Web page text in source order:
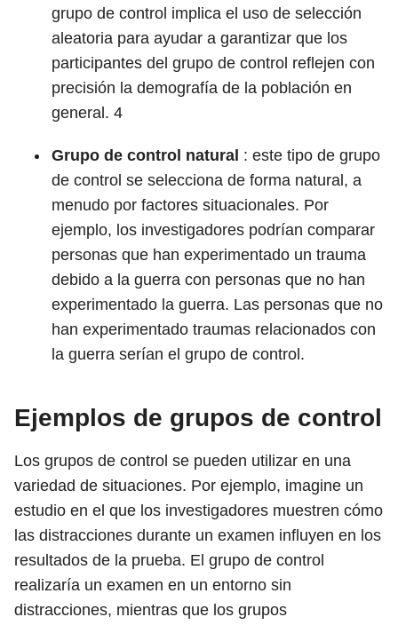
grupo de control implica el uso de selección
aleatoria para ayudar a garantizar que los
participantes del grupo de control reflejen con
precisión la demografía de la población en
general. 4
Grupo de control natural : este tipo de grupo
de control se selecciona de forma natural, a
menudo por factores situacionales. Por
ejemplo, los investigadores podrían comparar
personas que han experimentado un trauma
debido a la guerra con personas que no han
experimentado la guerra. Las personas que no
han experimentado traumas relacionados con
la guerra serían el grupo de control.
Ejemplos de grupos de control
Los grupos de control se pueden utilizar en una
variedad de situaciones. Por ejemplo, imagine un
estudio en el que los investigadores muestren cómo
las distracciones durante un examen influyen en los
resultados de la prueba. El grupo de control
realizaría un examen en un entorno sin
distracciones, mientras que los grupos